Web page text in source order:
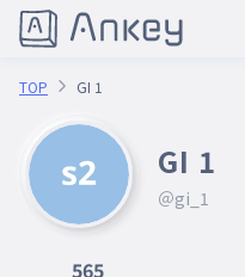
TOP GI 1
GI 1
＠gi_1
565